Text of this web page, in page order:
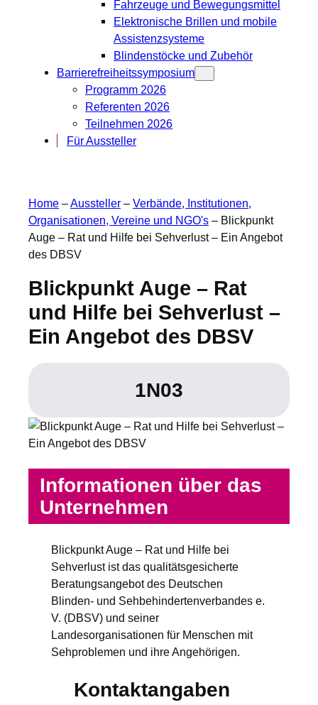
Fahrzeuge und Bewegungsmittel
Elektronische Brillen und mobile
Assistenzsysteme
Blindenstöcke und Zubehör
Barrierefreiheitssymposium
Programm 2026
Referenten 2026
Teilnehmen 2026
Für Aussteller
Home –Aussteller – Verbände, Institutionen,
Organisationen, Vereine und NGO's – Blickpunkt
Auge – Rat und Hilfe bei Sehverlust – Ein Angebot
des DBSV
Blickpunkt Auge – Rat
und Hilfe bei Sehverlust –
Ein Angebot des DBSV
1N03
Informationen über das
Unternehmen
Blickpunkt Auge – Rat und Hilfe bei
Sehverlust ist das qualitätsgesicherte
Beratungsangebot des Deutschen
Blinden- und Sehbehindertenverbandes e.
V. (DBSV) und seiner
Landesorganisationen für Menschen mit
Sehproblemen und ihre Angehörigen.
Kontaktangaben